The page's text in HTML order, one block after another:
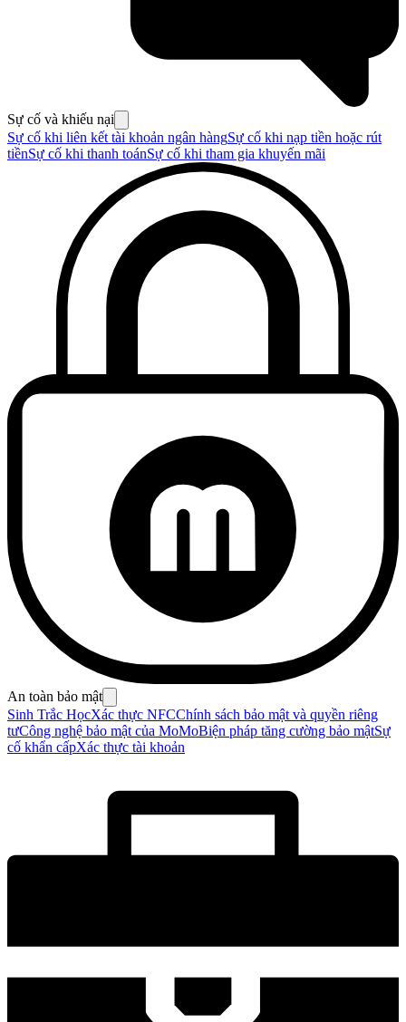
Sự cố và khiếu nại
Sự cố khi liên kết tài khoản ngân hàngSự cố khi nạp tiền hoặc rút
tiềnSự cố khi thanh toánSự cố khi tham gia khuyến mãi
An toàn bảo mật
Sinh Trắc HọcXác thực NFCChính sách bảo mật và quyền riêng
tưCông nghệ bảo mật của MoMoBiện pháp tăng cường bảo mậtSự
cố khẩn cấpXác thực tài khoản